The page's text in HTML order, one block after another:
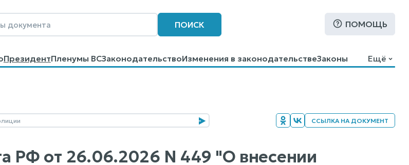
ПОИСК ПОМОЩЬ
ПрезидентПленумы ВСЗаконодательствоИзменения в законодательствеЗаконы
ПомощьПоиск
Ещё
ССЫЛКА НА ДОКУМЕНТ
РФ от 26.06.2026 N 449 "О внесении